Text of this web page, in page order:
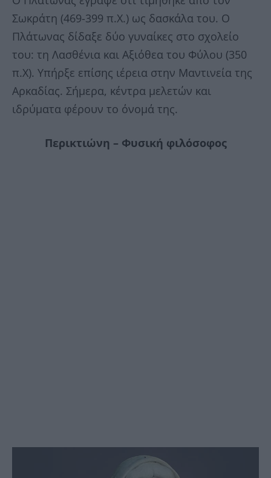
Σωκράτη (469-399 π.Χ.) ως δασκάλα του. Ο
Πλάτωνας δίδαξε δύο γυναίκες στο σχολείο
του: τη Λασθένια και Αξιόθεα του Φύλου (350
π.Χ). Υπήρξε επίσης ιέρεια στην Μαντινεία της
Αρκαδίας. Σήµερα, κέντρα µελετών και
ιδρύµατα φέρουν το όνοµά της.
Περικτιώνη – Φυσική φιλόσοφος